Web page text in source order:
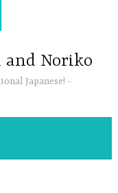
and Noriko
Japanese!